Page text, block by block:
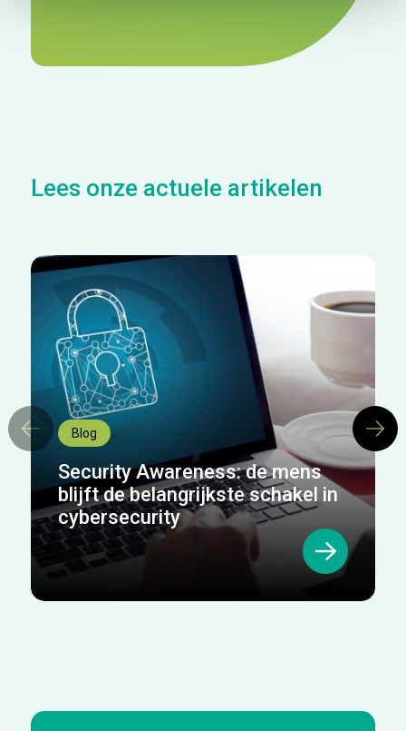
Lees onze actuele artikelen
Blog
Security Awareness: de mens
blijft de belangrijkste schakel in
cybersecurity